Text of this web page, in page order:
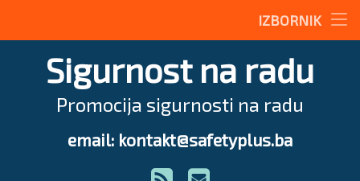
IZBORNIK
Radne upute
Magazin
Sigurnost na radu
Promocija sigurnosti na radu
email: kontakt@safetyplus.ba
RSS E-mail